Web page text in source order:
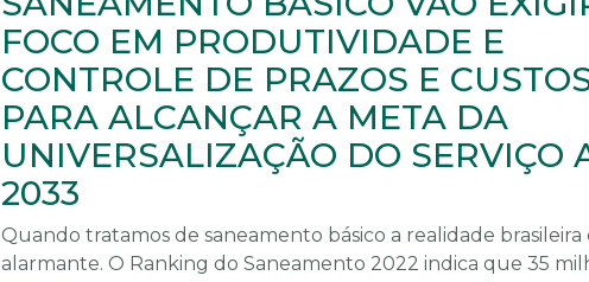
FOCO EM PRODUTIVIDADE E
CONTROLE DE PRAZOS E
PARA ALCANÇAR A META DA
UNIVERSALIZAÇÃO DO SERVIÇO
2033
Quando tratamos de saneamento básico a realidade brasileira
alarmante. O Ranking do Saneamento 2022 indica que 35